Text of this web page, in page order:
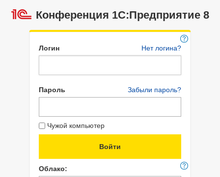
Конференция 1С:Предприятие 8
Логин Нет логина?
Пароль Забыли пароль?
Чужой компьютер
Облако: